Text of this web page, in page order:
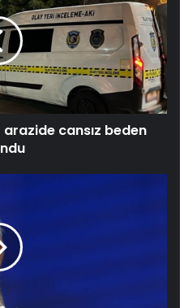
cansız beden